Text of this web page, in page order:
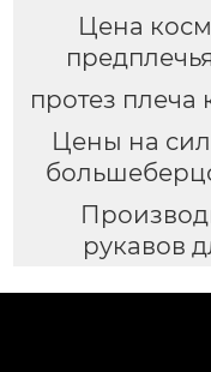
Цена
протез плеча
Цены на
рукавов